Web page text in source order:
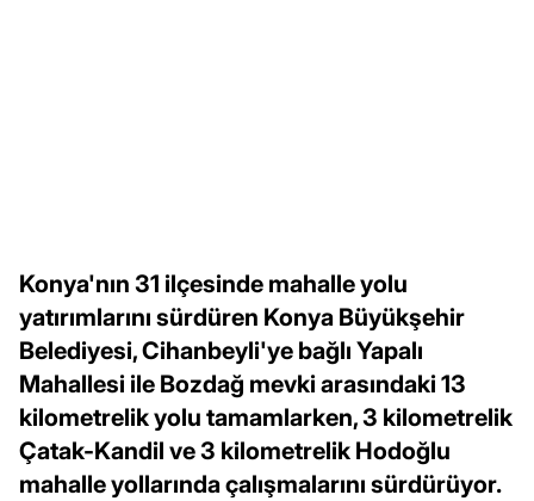
Konya'nın 31 ilçesinde mahalle yolu
yatırımlarını sürdüren Konya Büyükşehir
Belediyesi, Cihanbeyli'ye bağlı Yapalı
Mahallesi ile Bozdağ mevki arasındaki 13
kilometrelik yolu tamamlarken, 3 kilometrelik
Çatak-Kandil ve 3 kilometrelik Hodoğlu
mahalle yollarında çalışmalarını sürdürüyor.